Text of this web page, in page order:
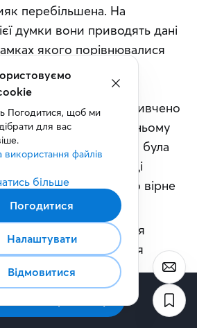
перебільшена. На
думки вони приводять дані
якого порівнювалися
людиною та
клінічної
(усього було вивчено
виявилося, у середньому
прогнозів комп’ютера була
за людську, а в ряді
Протилежне було вірне
випадків.
використовується
– це запитання
практично кожна
однієї фармацевтичної
рішення, ґрунтуючись на
Погодитися, щоб ми
для вас
використання файлів
більше
Погодитися
Налаштувати
Відмовитися